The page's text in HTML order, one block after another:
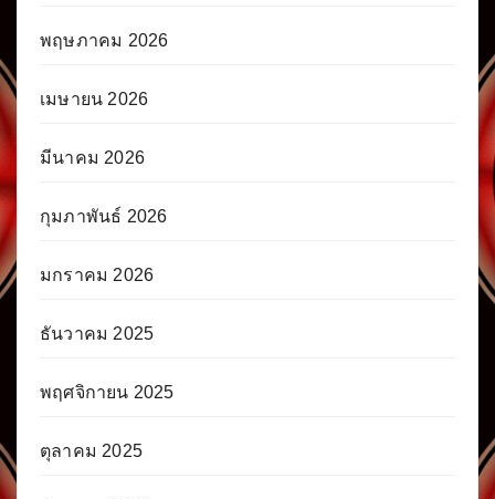
พฤษภาคม 2026
เมษายน 2026
มีนาคม 2026
กุมภาพันธ์ 2026
มกราคม 2026
ธันวาคม 2025
พฤศจิกายน 2025
ตุลาคม 2025